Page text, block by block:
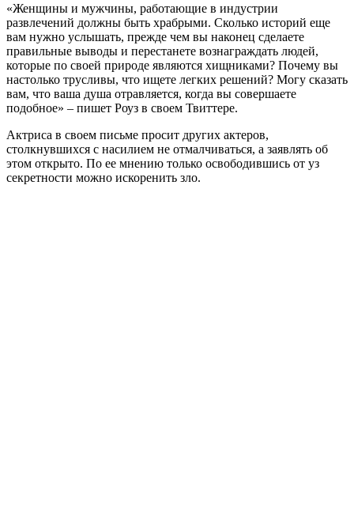
«Женщины и мужчины, работающие в индустрии
развлечений должны быть храбрыми. Сколько историй еще
вам нужно услышать, прежде чем вы наконец сделаете
правильные выводы и перестанете вознаграждать людей,
которые по своей природе являются хищниками? Почему вы
настолько трусливы, что ищете легких решений? Могу сказать
вам, что ваша душа отравляется, когда вы совершаете
подобное» – пишет Роуз в своем Твиттере.
Актриса в своем письме просит других актеров,
столкнувшихся с насилием не отмалчиваться, а заявлять об
этом открыто. По ее мнению только освободившись от уз
секретности можно искоренить зло.